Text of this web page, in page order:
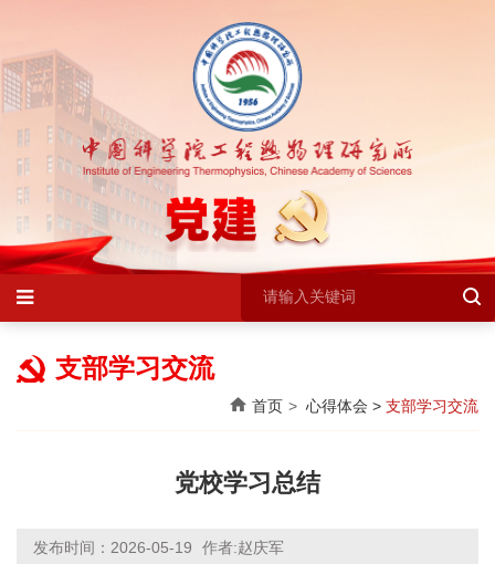
支部学习交流
首页 心得体会 > 支部学习交流
党校学习总结
发布时间：2026-05-19
作者:赵庆军